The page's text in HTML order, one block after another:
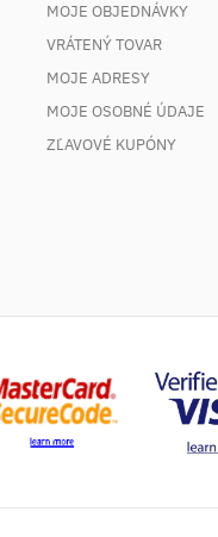
MOJE OBJEDNÁVKY
VRÁTENÝ TOVAR
MOJE ADRESY
MOJE OSOBNÉ ÚDAJE
ZĽAVOVÉ KUPÓNY